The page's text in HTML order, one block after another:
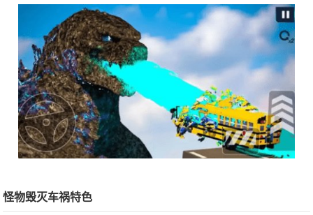
怪物毁灭车祸特色